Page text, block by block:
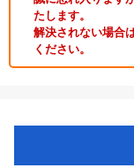
たします。
解決されない場合
ください。